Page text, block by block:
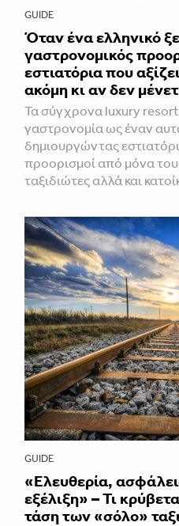
GUIDE
Όταν ένα ελληνικό
γαστρονομικός
εστιατόρια που
ακόμη κι αν δεν
Τα σύγχρονα luxury
γαστρονομία ως έναν
δημιουργώντας
προορισμοί από μόνα
ταξιδιώτες αλλά και
GUIDE
«Ελευθερία,
εξέλιξη» – Τι
τάση των «σόλο»